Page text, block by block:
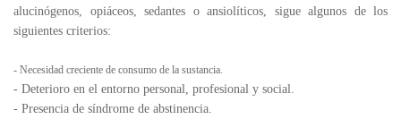
alucinógenos, opiáceos, sedantes o ansiolíticos, sigue algunos de los
siguientes criterios:
- Necesidad creciente de consumo de la sustancia.
- Deterioro en el entorno personal, profesional y social.
- Presencia de síndrome de abstinencia.